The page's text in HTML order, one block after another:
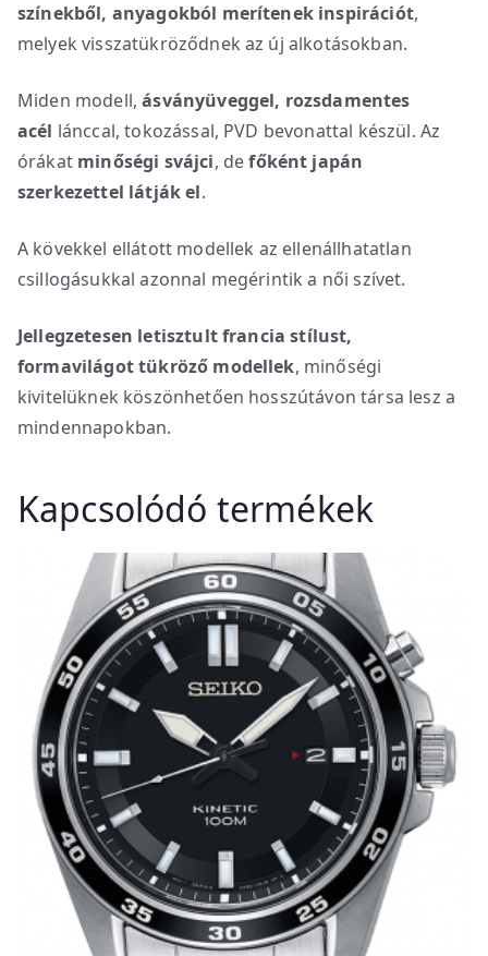
színekből, anyagokból merítenek inspirációt,
melyek visszatükröződnek az új alkotásokban.
Miden modell,ásványüveggel, rozsdamentes
acél lánccal, tokozással, PVD bevonattal készül. Az
órákat minőségi svájci, defőként japán
szerkezettel látják el.
A kövekkel ellátott modellek az ellenállhatatlan
csillogásukkal azonnal megérintik a női szívet.
Jellegzetesen letisztult francia stílust,
formavilágot tükröző modellek, minőségi
kivitelüknek köszönhetően hosszútávon társa lesz a
mindennapokban.
Kapcsolódó termékek